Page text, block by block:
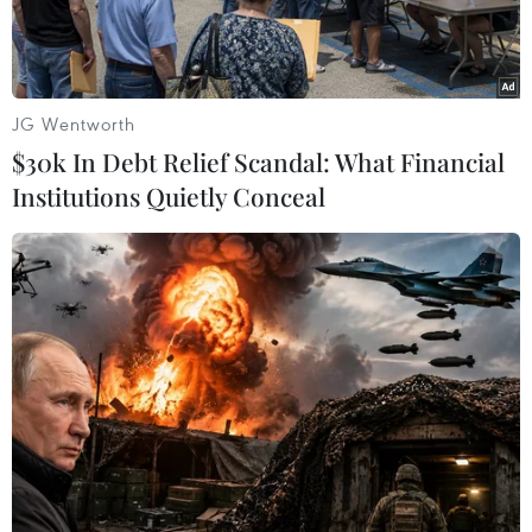
Liên quân Mobile. (Nguồn: 9gate.net)
Thể thao điện tử là một nhánh của thể thao số.
Một vài năm trở lại đây, khái niệm thể thao điện
tử đã từng bước định hình trong đời sống xã
hội, không chỉ trên thế giới mà ở Việt Nam cũng
phát triển mạnh mẽ. Tuy nhiên, đa phần người
JG Wentworth
$30k In Debt Relief Scandal: What Financial
Institutions Quietly Conceal